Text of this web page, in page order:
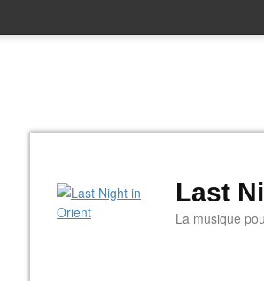
Last
La musique